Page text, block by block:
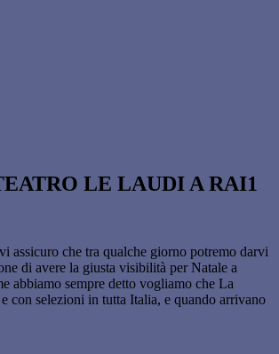
LE LAUDI A RAI1
assicuro che tra qualche giorno potremo darvi
di avere la giusta visibilità per Natale a
abbiamo sempre detto vogliamo che La
con selezioni in tutta Italia, e quando arrivano